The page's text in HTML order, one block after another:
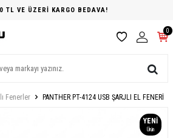
TL VE ÜZERİ KARGO BEDAVA!
0
Fenerler PANTHER PT-4124 USB ŞARJLI EL FENERİ
YENI
Ürün